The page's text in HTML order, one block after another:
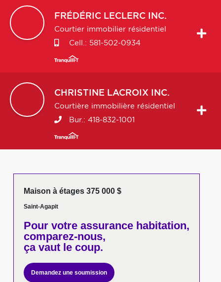
FRÉDÉRIC LECLERC INC.
Courtier immobilier résidentiel
Cell.: 581-502-0934
CHRISTINE LACROIX INC.
Courtière immobilière résidentiel
Bur.: 418-832-1001
Maison à étages 375 000 $
Saint-Agapit
Pour votreassurance habitation,
comparez-nous,
ça vaut le coup.
Demandez une soumission